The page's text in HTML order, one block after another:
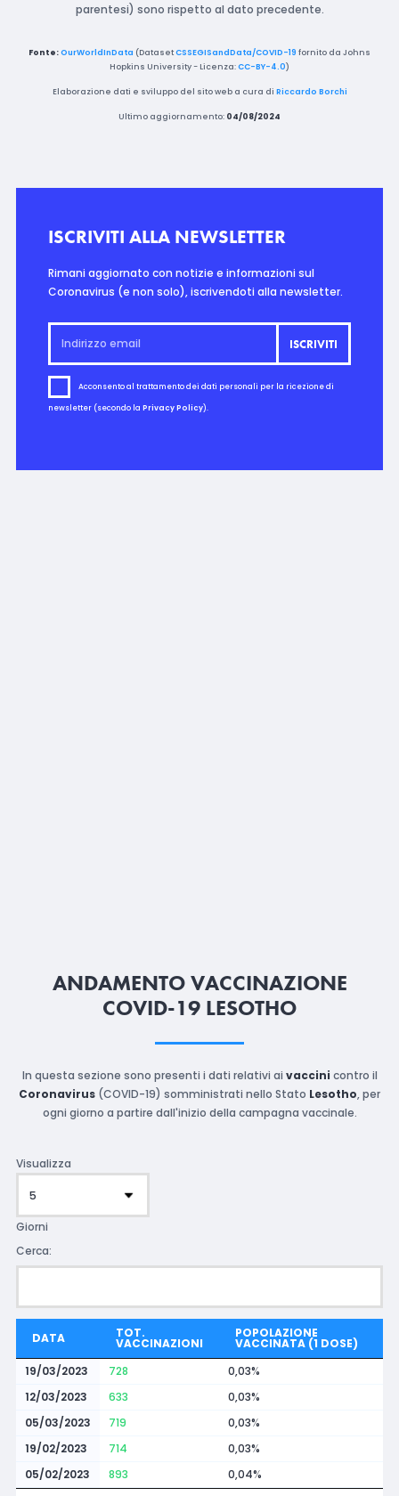
parentesi) sono rispetto al dato precedente.
Fonte:OurWorldInData (DatasetCSSEGISandData/COVID-19 fornito da Johns
Hopkins University - Licenza:CC-BY-4.0)
Elaborazione dati e sviluppo del sito web a cura di Riccardo Borchi
Ultimo aggiornamento: 04/08/2024
ISCRIVITI ALLA NEWSLETTER
Rimani aggiornato con notizie e informazioni sul
Coronavirus (e non solo), iscrivendoti alla newsletter.
Acconsento al trattamento dei dati personali per la ricezione di
newsletter (secondo la Privacy Policy).
ANDAMENTO VACCINAZIONE
COVID-19 LESOTHO
In questa sezione sono presenti i dati relativi ai vaccini contro il
Coronavirus (COVID-19) somministrati nello Stato Lesotho, per
ogni giorno a partire dall'inizio della campagna vaccinale.
Visualizza
Giorni
Cerca:
DATA TOT.
VACCINAZIONI
POPOLAZIONE
VACCINATA (1 DOSE)
19/03/2023
728
0,03%
12/03/2023
633
0,03%
05/03/2023
719
0,03%
19/02/2023
714
0,03%
05/02/2023
893
0,04%